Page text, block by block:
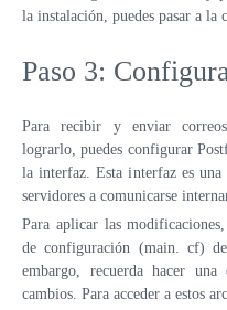
la instalación, puedes pasar a la
Paso 3:
Para recibir y enviar
lograrlo, puedes configurar
la interfaz. Esta interfaz es
servidores a comunicarse
Para aplicar las
de configuración (main. cf)
embargo, recuerda hacer
cambios. Para acceder a estos